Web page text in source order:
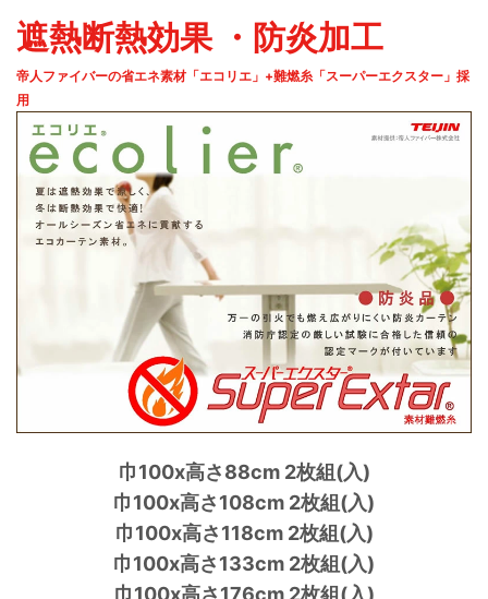
遮熱断熱効果 ・防炎加工
帝人ファイバーの省エネ素材「エコリエ」+難燃糸「スーパーエクスター」採
用
巾100x高さ88cm 2枚組(入)
巾100x高さ108cm 2枚組(入)
巾100x高さ118cm 2枚組(入)
巾100x高さ133cm 2枚組(入)
巾100x高さ176cm 2枚組(入)